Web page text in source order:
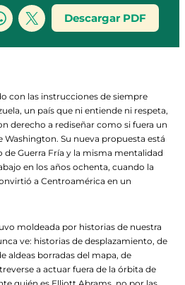
Descargar PDF
con las instrucciones de siempre
un país que ni entiende ni respeta,
derecho a rediseñar como si fuera un
Washington. Su nueva propuesta está
Guerra Fría y la misma mentalidad
en los años ochenta, cuando la
a Centroamérica en un
moldeada por historias de nuestra
ve: historias de desplazamiento, de
aldeas borradas del mapa, de
a actuar fuera de la órbita de